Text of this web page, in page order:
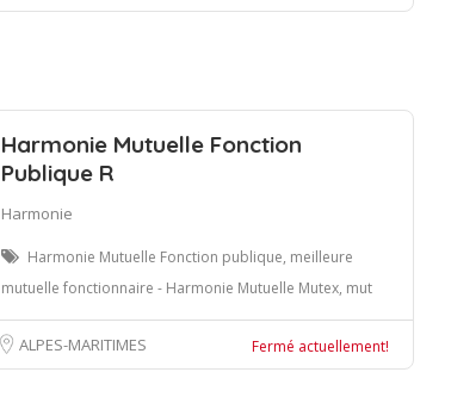
Harmonie Mutuelle Fonction
Publique R
Harmonie
Harmonie Mutuelle Fonction publique, meilleure
mutuelle fonctionnaire - Harmonie Mutuelle Mutex, mut
ALPES-MARITIMES Fermé actuellement!